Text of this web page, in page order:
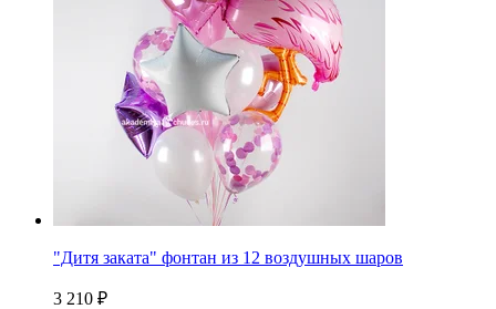
"Дитя заката" фонтан из 12 воздушных шаров
3 210 ₽